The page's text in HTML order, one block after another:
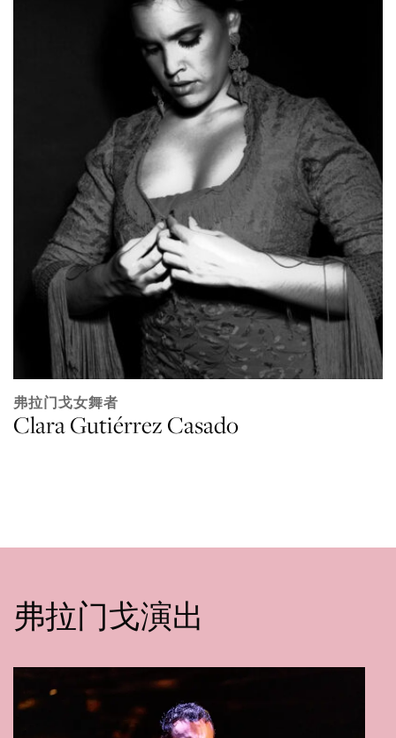
弗拉门戈女舞者
Clara Gutiérrez Casado
弗拉门戈演出